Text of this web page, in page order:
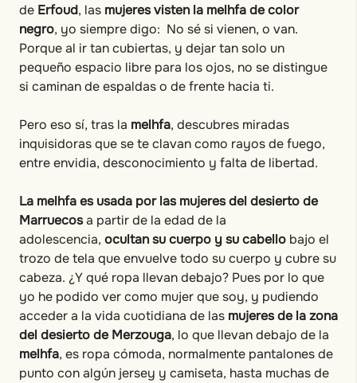
de Erfoud, las mujeres visten la melhfa de color
negro, yo siempre digo: No sé si vienen, o van.
Porque al ir tan cubiertas, y dejar tan solo un
pequeño espacio libre para los ojos, no se distingue
si caminan de espaldas o de frente hacia ti.
Pero eso sí, tras la melhfa, descubres miradas
inquisidoras que se te clavan como rayos de fuego,
entre envidia, desconocimiento y falta de libertad.
La melhfa es usada por las mujeres del desierto de
Marruecosa partir de la edad de la
adolescencia, ocultan su cuerpo y su cabello bajo el
trozo de tela que envuelve todo su cuerpo y cubre su
cabeza. ¿Y qué ropa llevan debajo? Pues por lo que
yo he podido ver como mujer que soy, y pudiendo
acceder a la vida cuotidiana de las mujeres de la zona
del desierto de Merzouga, lo que llevan debajo de la
melhfa, es ropa cómoda, normalmente pantalones de
punto con algún jersey y camiseta, hasta muchas de